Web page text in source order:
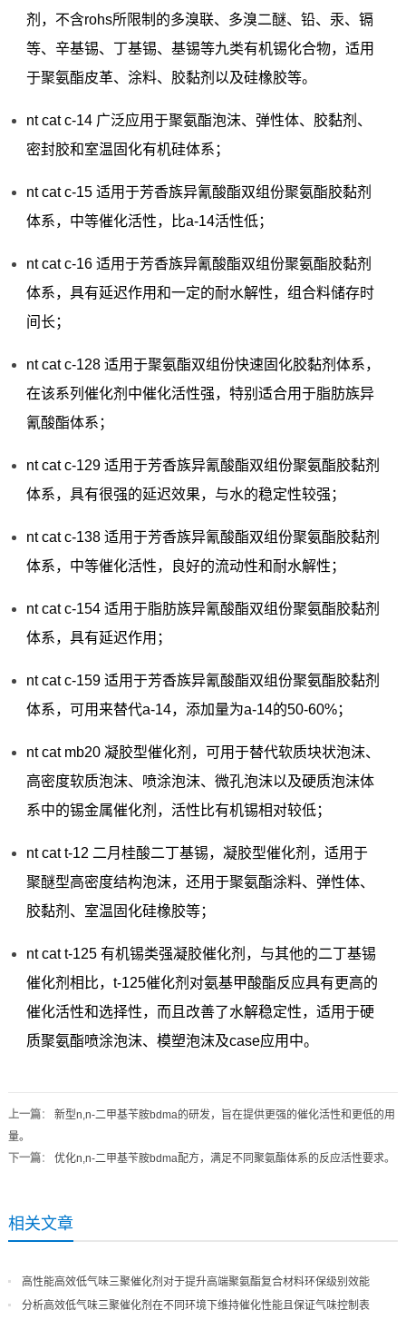
剂，不含rohs所限制的多溴联、多溴二醚、铅、汞、镉
等、辛基锡、丁基锡、基锡等九类有机锡化合物，适用
于聚氨酯皮革、涂料、胶黏剂以及硅橡胶等。
nt cat c-14 广泛应用于聚氨酯泡沫、弹性体、胶黏剂、
密封胶和室温固化有机硅体系；
nt cat c-15 适用于芳香族异氰酸酯双组份聚氨酯胶黏剂
体系，中等催化活性，比a-14活性低；
nt cat c-16 适用于芳香族异氰酸酯双组份聚氨酯胶黏剂
体系，具有延迟作用和一定的耐水解性，组合料储存时
间长；
nt cat c-128 适用于聚氨酯双组份快速固化胶黏剂体系，
在该系列催化剂中催化活性强，特别适合用于脂肪族异
氰酸酯体系；
nt cat c-129 适用于芳香族异氰酸酯双组份聚氨酯胶黏剂
体系，具有很强的延迟效果，与水的稳定性较强；
nt cat c-138 适用于芳香族异氰酸酯双组份聚氨酯胶黏剂
体系，中等催化活性，良好的流动性和耐水解性；
nt cat c-154 适用于脂肪族异氰酸酯双组份聚氨酯胶黏剂
体系，具有延迟作用；
nt cat c-159 适用于芳香族异氰酸酯双组份聚氨酯胶黏剂
体系，可用来替代a-14，添加量为a-14的50-60%；
nt cat mb20 凝胶型催化剂，可用于替代软质块状泡沫、
高密度软质泡沫、喷涂泡沫、微孔泡沫以及硬质泡沫体
系中的锡金属催化剂，活性比有机锡相对较低；
nt cat t-12 二月桂酸二丁基锡，凝胶型催化剂，适用于
聚醚型高密度结构泡沫，还用于聚氨酯涂料、弹性体、
胶黏剂、室温固化硅橡胶等；
nt cat t-125 有机锡类强凝胶催化剂，与其他的二丁基锡
催化剂相比，t-125催化剂对氨基甲酸酯反应具有更高的
催化活性和选择性，而且改善了水解稳定性，适用于硬
质聚氨酯喷涂泡沫、模塑泡沫及case应用中。
上一篇： 新型n,n-二甲基苄胺bdma的研发，旨在提供更强的催化活性和更低的用
量。
下一篇： 优化n,n-二甲基苄胺bdma配方，满足不同聚氨酯体系的反应活性要求。
相关文章
高性能高效低气味三聚催化剂对于提升高端聚氨酯复合材料环保级别效能
分析高效低气味三聚催化剂在不同环境下维持催化性能且保证气味控制表